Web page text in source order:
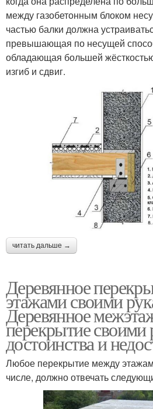
между газобетонным блоком
частью балки должна
превышающая по несущей
обладающая большей
изгиб и сдвиг.
читать дальше →
Деревянное
этажами своими
Деревянное
перекрытие своими
достоинства и
Любое перекрытие между
числе, должно отвечать